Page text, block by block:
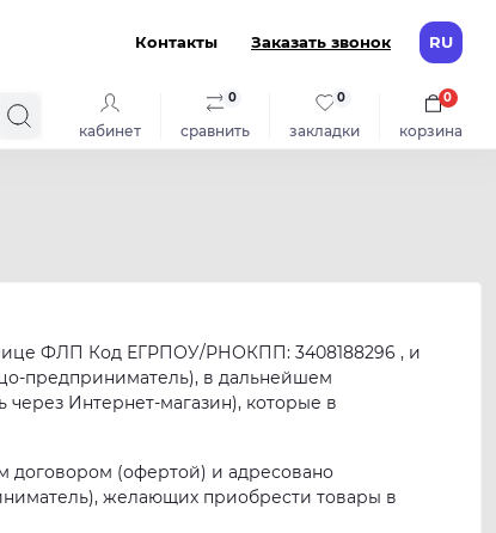
Контакты Заказать звонок RU
кабинет сравнить
0
закладки
0
корзина
0
ФЛП Код ЕГРПОУ/РНОКПП: 3408188296 , и
предприниматель), в дальнейшем
Интернет-магазин), которые в
договором (офертой) и адресовано
желающих приобрести товары в